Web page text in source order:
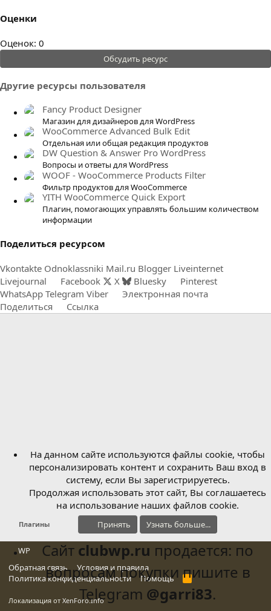
Оценки
0
.
0
0
з
Оценок: 0
Обсудить ресурс
Другие ресурсы пользователя
Fancy Product Designer
Магазин для дизайнеров для WordPress
WooCommerce Advanced Bulk Edit
Отдельная или общая редакция продуктов
DW Question & Answer Pro WordPress
Вопросы и ответы для WordPress
WOOF - WooCommerce Products Filter
Фильтр продуктов для WooCommerce
YITH WooCommerce Quick Export
Плагин, помогающих управлять большим количеством
информации
Поделиться ресурсом
Vkontakte Odnoklassniki Mail.ru Blogger Liveinternet
Livejournal
Facebook X Bluesky
Pinterest
WhatsApp Telegram Viber
Электронная почта
Поделиться
Ссылка
Плагины
WP
Обратная связь
Условия и правила
Политика конфиденциальности
Помощь
R
S
Локализация от XenForo.Info
На данном сайте используются файлы cookie, чтобы
персонализировать контент и сохранить Ваш вход в
систему, если Вы зарегистрируетесь.
Продолжая использовать этот сайт, Вы соглашаетесь
на использование наших файлов cookie.
Принять Узнать больше...
Сайт clubwp.ru продается: по
вопросам покупки пишите в
Telegram @garri83.